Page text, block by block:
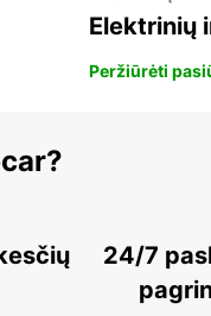
Elektrinių
Peržiūrėti
24/7